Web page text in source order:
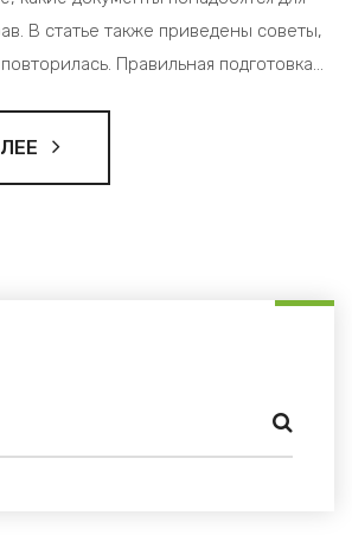
В статье также приведены советы,
Правильная подготовка